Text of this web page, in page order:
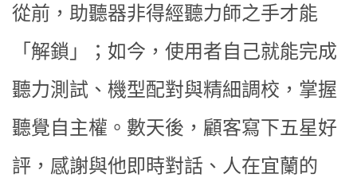
從前，助聽器非得經聽力師之手才能
「解鎖」；如今，使用者自己就能完成
聽力測試、機型配對與精細調校，掌握
聽覺自主權。數天後，顧客寫下五星好
評，感謝與他即時對話、人在宜蘭的